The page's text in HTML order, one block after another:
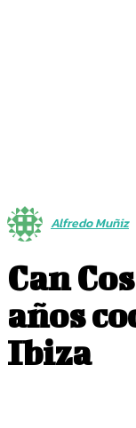
Alfredo Muñiz
Can
años
Ibiza